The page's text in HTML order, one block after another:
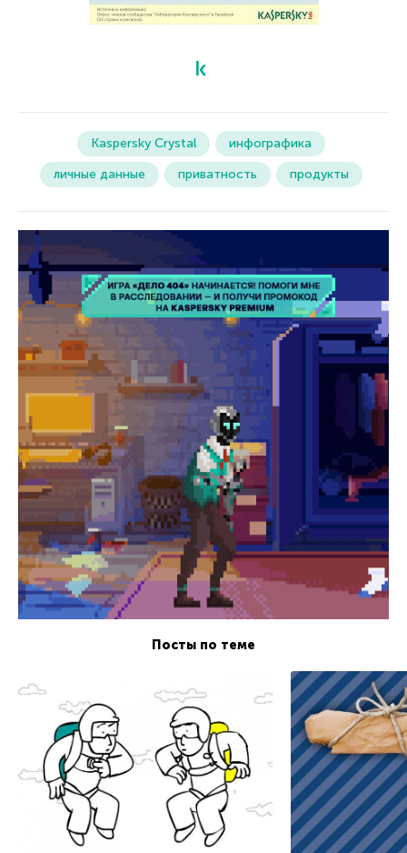
Kaspersky Crystal
инфографика
личные данные
приватность продукты
Посты по теме